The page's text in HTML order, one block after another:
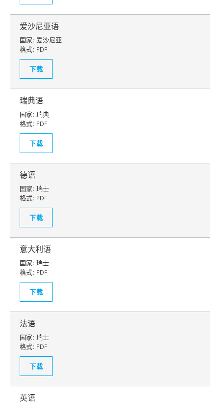
爱沙尼亚语
国家: 爱沙尼亚
格式: PDF
下载
瑞典语
国家: 瑞典
格式: PDF
下载
德语
国家: 瑞士
格式: PDF
下载
意大利语
国家: 瑞士
格式: PDF
下载
法语
国家: 瑞士
格式: PDF
下载
英语